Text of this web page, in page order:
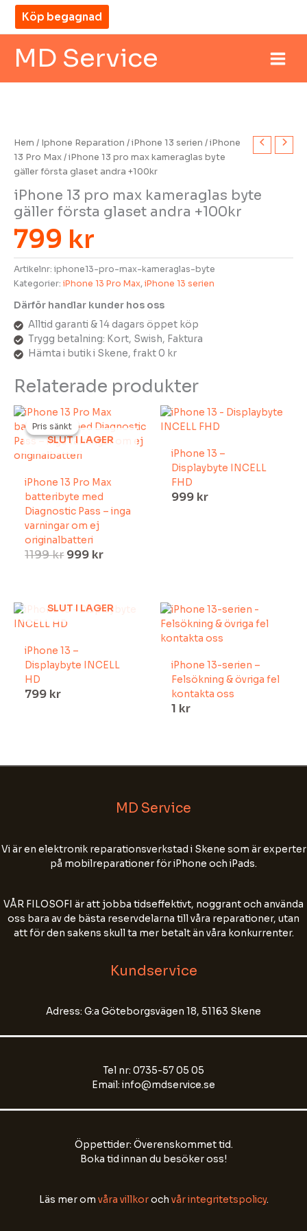
Hoppa
innehåll
Köp begagnad
MD Service
Hem / Iphone Reparation /iPhone 13 serien /iPhone
13 Pro Max/ iPhone 13 pro max kameraglas byte
gäller första glaset andra +100kr
iPhone 13 pro max kameraglas byte
gäller första glaset andra +100kr
799 kr
Artikelnr: iphone13-pro-max-kameraglas-byte
Kategorier: iPhone 13 Pro Max, iPhone 13 serien
Därför handlar kunder hos oss
Alltid garanti & 14 dagars öppet köp
Trygg betalning: Kort, Swish, Faktura
Hämta i butik i Skene, frakt 0 kr
Relaterade produkter
Pris sänkt
SLUT I LAGER
Pris sänkt
iPhone 13 Pro Max
batteribyte med
Diagnostic Pass – inga
varningar om ej
originalbatteri
1199kr
Det
ursprungliga
priset
var:
999 kr
Det
nuvarande
priset
iPhone 13 –
Displaybyte INCELL
FHD
999 kr
SLUT I LAGER
iPhone 13 –
Displaybyte INCELL
HD
799 kr
iPhone 13-serien –
Felsökning & övriga fel
kontakta oss
1 kr
MD Service
Vi är en elektronik reparationsverkstad i Skene som är experter
på mobilreparationer för iPhone och iPads.
VÅR FILOSOFI är att jobba tidseffektivt, noggrant och använda
oss bara av de bästa reservdelarna till våra reparationer, utan
att för den sakens skull ta mer betalt än våra konkurrenter.
Kundservice
Adress: G:a Göteborgsvägen 18, 51163 Skene
Tel nr: 0735-57 05 05
Email: info@mdservice.se
Öppettider: Överenskommet tid.
Boka tid innan du besöker oss!
Läs mer om våra villkoroch vår integritetspolicy.
MD Service
Välkommen till MD Service!
Fyll i ditt namn, tel nr och din e-postadress för
Chatten kan sparas för att förbättra vår
kundservice. Skriv inte personnummer, lösenord
eller annan känslig information.
Start Chat